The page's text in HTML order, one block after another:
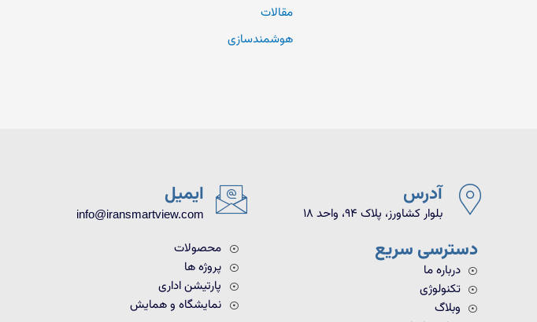
مقالات
هوشمندسازی
آدرس
بلوار کشاورز، پلاک ۹۴، واحد ۱۸
ایمیل
info@iransmartview.com
دسترسی سریع
درباره ما
تکنولوژی
وبلاگ
محصولات
پروژه ها
پارتیشن اداری
نمایشگاه و همایش